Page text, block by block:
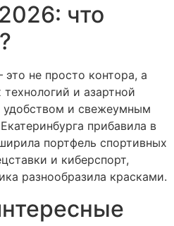
что
не просто контора, а
и азартной
удобством и свежеумным
прибавила в
портфель спортивных
и киберспорт,
разнообразила красками.